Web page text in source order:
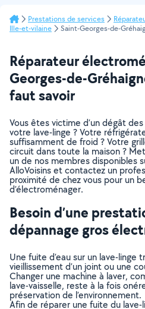
Prestations de services
Ille-et-vilaine
Saint-Georges-de-
Réparateur
Georges-de-
faut savoir
Vous êtes victime d’un dégât
votre lave-linge ? Votre
suffisamment de froid ? Votre
circuit dans toute la maison ?
un de nos membres disponibles
AlloVoisins et contactez un
proximité de chez vous pour un
d’électroménager.
Besoin d’une
dépannage gros
Une fuite d’eau sur un lave-linge
vieillissement d’un joint ou une
Changer une machine à laver,
lave-vaisselle, reste à la fois
préservation de l’environnement.
Afin de réparer une fuite du